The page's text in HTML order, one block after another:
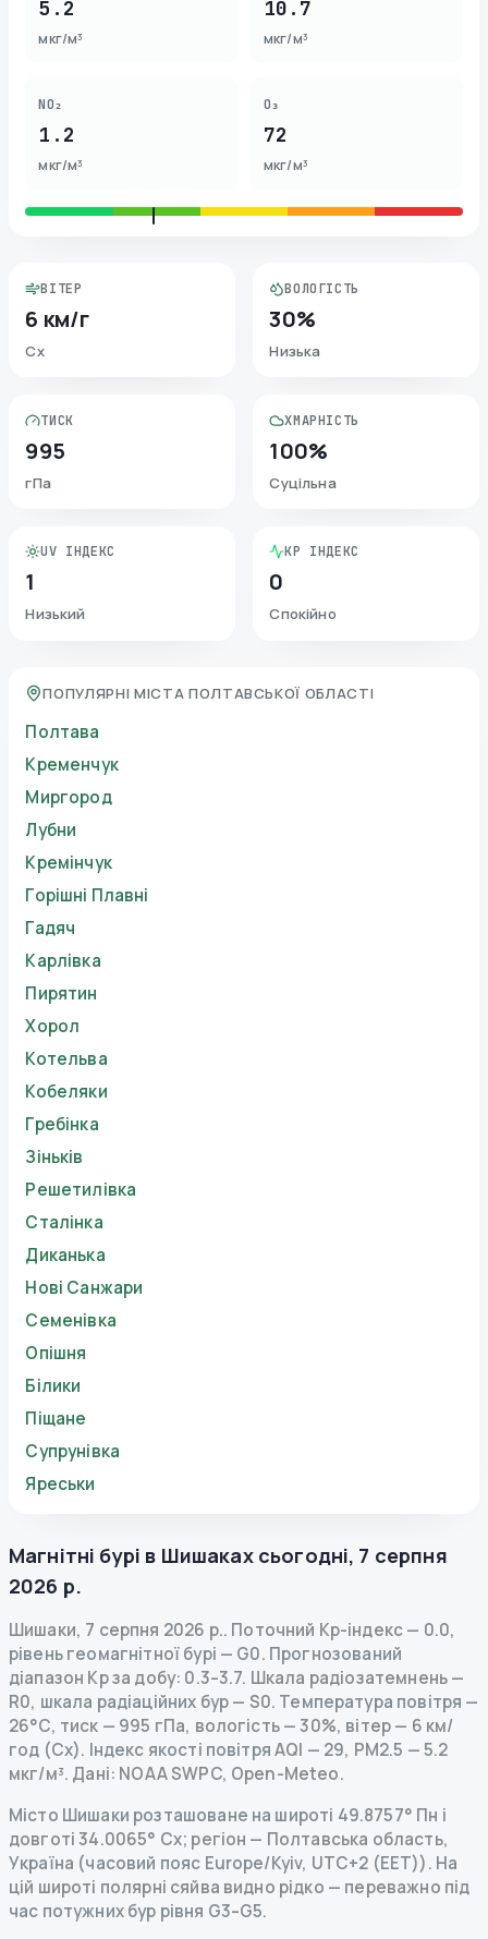
5.2
мкг/м³
10.7
мкг/м³
NO₂
1.2
мкг/м³
O₃
72
мкг/м³
ВІТЕР
6 км/г
Сх
ВОЛОГІСТЬ
30%
Низька
ТИСК
995
гПа
ХМАРНІСТЬ
100%
Суцільна
UV ІНДЕКС
1
Низький
KP ІНДЕКС
0
Спокійно
ПОПУЛЯРНІ МІСТА ПОЛТАВСЬКОЇ ОБЛАСТІ
Полтава
Кременчук
Миргород
Лубни
Кремінчук
Горішні Плавні
Гадяч
Карлівка
Пирятин
Хорол
Котельва
Кобеляки
Гребінка
Зіньків
Решетилівка
Сталінка
Диканька
Нові Санжари
Семенівка
Опішня
Білики
Піщане
Супрунівка
Яреськи
Магнітні бурі в Шишаках сьогодні, 7 серпня
2026 р.
Шишаки, 7 серпня 2026 р.. Поточний Kp-індекс— 0.0,
рівень геомагнітної бурі — G0. Прогнозований
діапазон Kp за добу: 0.3–3.7. Шкала радіозатемнень—
R0, шкала радіаційних бур— S0. Температура повітря —
26°C, тиск — 995 гПа, вологість — 30%, вітер — 6 км/
год (Сх). Індекс якості повітря AQI — 29, PM2.5 — 5.2
мкг/м³. Дані: NOAA SWPC, Open-Meteo.
Місто Шишаки розташоване на широті 49.8757° Пн і
довготі 34.0065° Сх; регіон — Полтавська область,
Україна (часовий пояс Europe/Kyiv, UTC+2 (EET)). На
цій широті полярні сяйва видно рідко — переважно під
час потужних бур рівня G3–G5.